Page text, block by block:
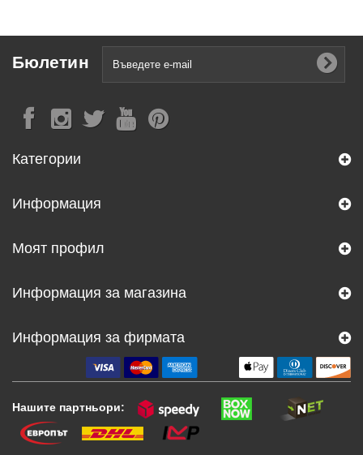
Бюлетин
Категории
Информация
Моят профил
Информация за магазина
Информация за фирмата
Нашите партньори: